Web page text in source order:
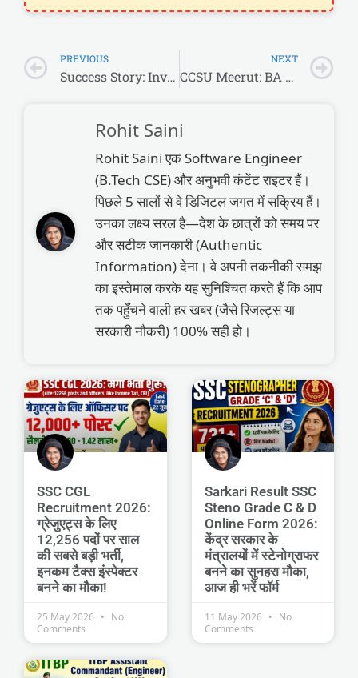
PREVIOUS
Success Story: Investors के भी बाप निकले ये बच्चे! इतनी कम उम्र में खड़ा किया लाखों का Business
NEXT
CCSU Meerut: BA और MA ‘Left Out’ Practical / Viva Exam 2026 का शेड्यूल जारी!
Rohit Saini
Rohit Saini एक Software Engineer
(B.Tech CSE) और अनुभवी कंटेंट राइटर हैं।
पिछले 5 सालों से वे डिजिटल जगत में सक्रिय हैं।
उनका लक्ष्य सरल है—देश के छात्रों को समय पर
और सटीक जानकारी (Authentic
Information) देना। वे अपनी तकनीकी समझ
का इस्तेमाल करके यह सुनिश्चित करते हैं कि आप
तक पहुँचने वाली हर खबर (जैसे रिजल्ट्स या
सरकारी नौकरी) 100% सही हो।
SSC CGL
Recruitment 2026:
ग्रेजुएट्स के लिए
12,256 पदों पर साल
की सबसे बड़ी भर्ती,
इनकम टैक्स इंस्पेक्टर
बनने का मौका!
25 May 2026
No
Comments
Sarkari Result SSC
Steno Grade C & D
Online Form 2026:
केंद्र सरकार के
मंत्रालयों में स्टेनोग्राफर
बनने का सुनहरा मौका,
आज ही भरें फॉर्म
11 May 2026
No
Comments